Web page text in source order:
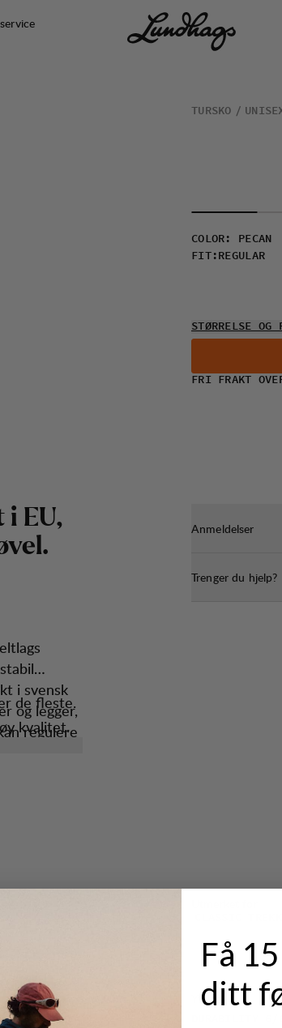
TURSKO
COLOR :
PECAN
FIT: REGULAR
STØRRELSE OG
FRI FRAKT
i EU,
vel.
i svensk
og legger,
regulere
sokker
de fleste.
kvalitet.
Anmeldelser
Trenger du hjelp?
Ytelse
Få
ditt